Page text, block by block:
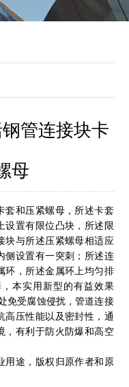
管连接块卡
母
套和压紧螺母，所述卡套
设置有限位凸块，所述限
块与所述压紧螺母相适应
侧设置有一突刺；所述连
环，所述金属环上均匀排
本实用新型的有益效果
免受腐蚀侵扰，管道连接
高压性能以及密封性，通
，有利于防火防爆和高空
用途，版权归原作者和原